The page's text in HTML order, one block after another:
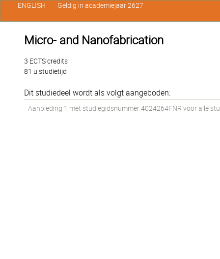
Micro- and Nanofabrication
3 ECTS credits
81 u studietijd
Dit studiedeel wordt als volgt aangeboden:
Aanbieding 1 met studiegidsnummer 4024264FNR voor alle
ENGLISH Geldig in academiejaar 2627